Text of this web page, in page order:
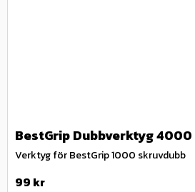
BestGrip Dubbverktyg 4000
Verktyg för BestGrip 1000 skruvdubb
99 kr